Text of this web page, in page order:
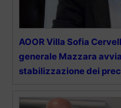
AOOR Villa Sofia
generale Mazzara
stabilizzazione dei